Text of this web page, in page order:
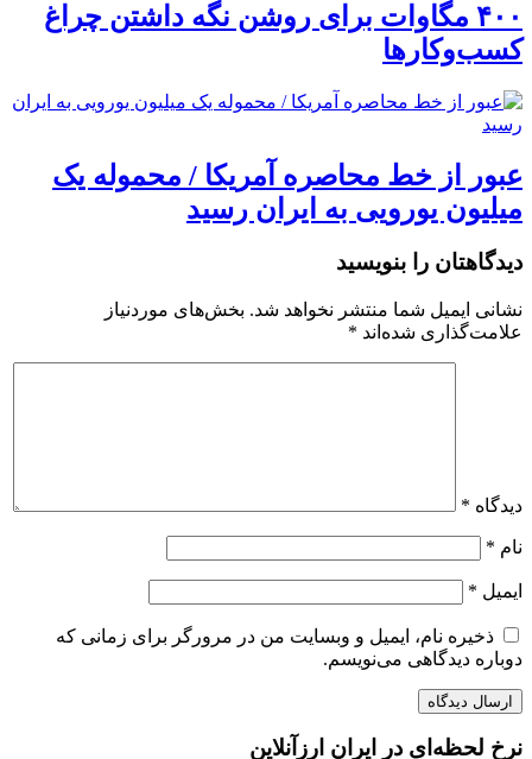
۴۰۰ مگاوات برای روشن نگه داشتن چراغ
کسب‌وکار‌ها
عبور از خط محاصره آمریکا / محموله یک
میلیون یورویی به ایران رسید
دیدگاهتان را بنویسید
نشانی ایمیل شما منتشر نخواهد شد. بخش‌های موردنیاز
علامت‌گذاری شده‌اند *
دیدگاه *
نام *
ایمیل *
ذخیره نام، ایمیل و وبسایت من در مرورگر برای زمانی که
دوباره دیدگاهی می‌نویسم.
نرخ لحظه‌ای در ایران ارزآنلاین